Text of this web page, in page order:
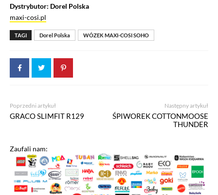
Dystrybutor: Dorel Polska
maxi-cosi.pl
TAGI Dorel Polska WÓZEK MAXI-COSI SOHO
Poprzedni artykuł
GRACO SLIMFIT R129
Następny artykuł
ŚPIWOREK COTTONMOOSE
THUNDER
Zaufali nam: